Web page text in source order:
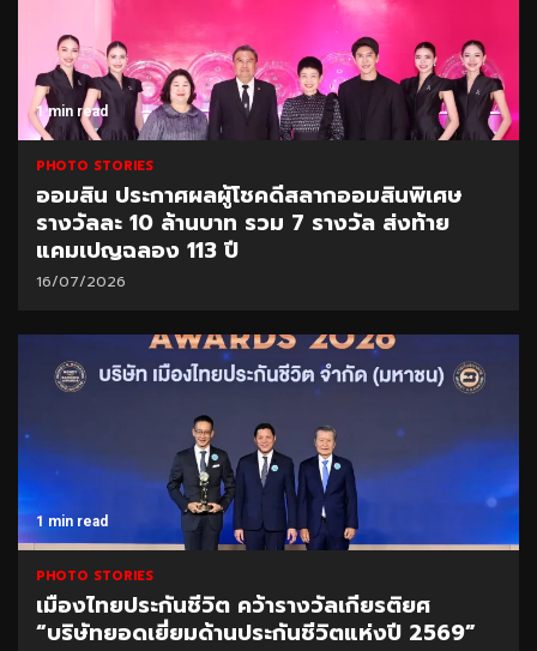
1 min read
PHOTO STORIES
ออมสิน ประกาศผลผู้โชคดีสลากออมสินพิเศษ
รางวัลละ 10 ล้านบาท รวม 7 รางวัล ส่งท้าย
แคมเปญฉลอง 113 ปี
16/07/2026
1 min read
PHOTO STORIES
เมืองไทยประกันชีวิต คว้ารางวัลเกียรติยศ
“บริษัทยอดเยี่ยมด้านประกันชีวิตแห่งปี 2569”